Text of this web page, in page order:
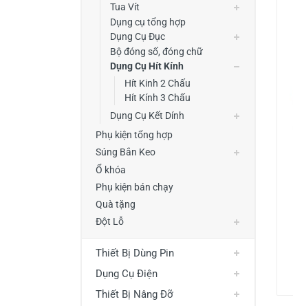
Tua Vít
Dụng cụ tổng hợp
Dụng Cụ Đục
Bộ đóng số, đóng chữ
Dụng Cụ Hít Kính
Hít Kinh 2 Chấu
Hít Kính 3 Chấu
Dụng Cụ Kết Dính
Phụ kiện tổng hợp
Súng Bắn Keo
Ổ khóa
Phụ kiện bán chạy
Quà tặng
Đột Lỗ
Thiết Bị Dùng Pin
Dụng Cụ Điện
Thiết Bị Nâng Đỡ